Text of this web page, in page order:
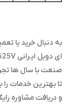
به دنبال خرید یا
صنعت با سال ها
تا بهترین خدمات
و دریافت مشاوره